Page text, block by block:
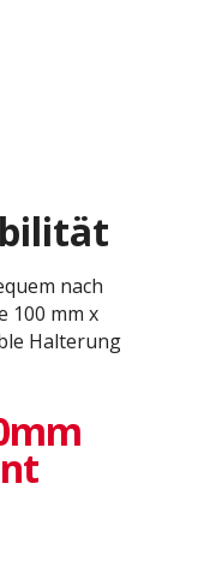
nach
100 mm x
Halterung